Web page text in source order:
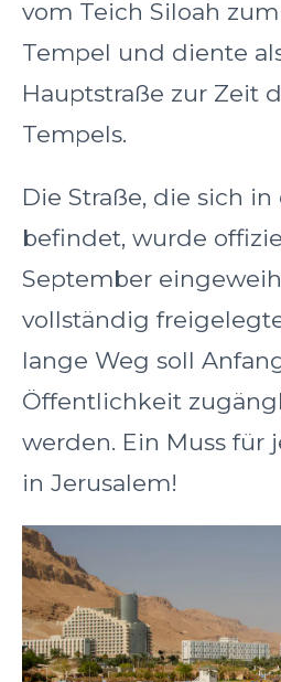
vom Teich Siloah
Tempel und diente
Hauptstraße zur Zeit
Tempels.
Die Straße, die sich
befindet, wurde
September
vollständig
lange Weg soll
Öffentlichkeit
werden. Ein Muss für
in Jerusalem!